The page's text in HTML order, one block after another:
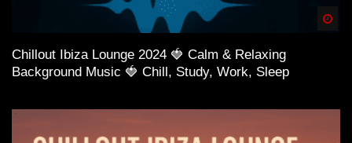
Chillout Ibiza Lounge 2024 🍓 Calm & Relaxing
Background Music 🍓 Chill, Study, Work, Sleep